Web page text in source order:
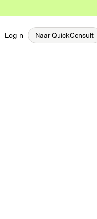
Log in Naar QuickConsult